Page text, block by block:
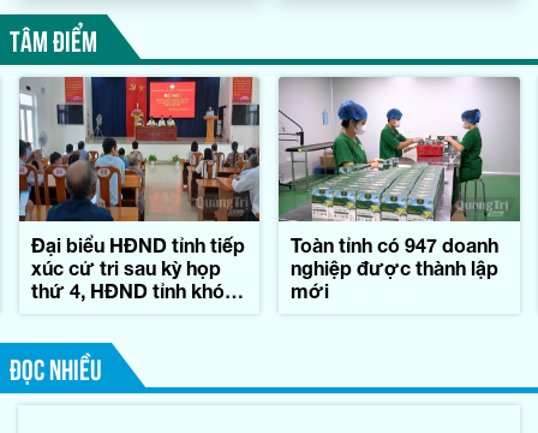
TÂM ĐIỂM
Đại biểu HĐND tỉnh tiếp
xúc cử tri sau kỳ họp
thứ 4, HĐND tỉnh khóa
Toàn tỉnh có 947 doanh
nghiệp được thành lập
mới
ĐỌC NHIỀU